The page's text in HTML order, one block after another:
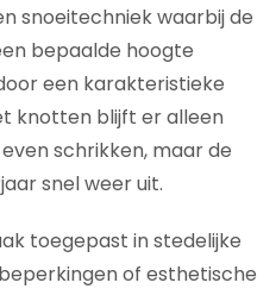
snoeitechniek waarbij de
bepaalde hoogte
een karakteristieke
knotten blijft er alleen
schrikken, maar de
snel weer uit.
toegepast in stedelijke
of esthetische